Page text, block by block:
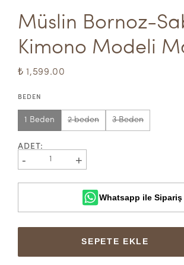
Müslin Bornoz-
Kimono Modeli
₺ 1,599.00
BEDEN
1 Beden 2 beden 3 Beden
ADET:
- 1 +
Whatsapp ile Sipariş
SEPETE EKLE